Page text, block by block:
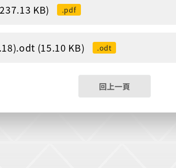
KB) .pdf
(15.10 KB) .odt
回上一頁